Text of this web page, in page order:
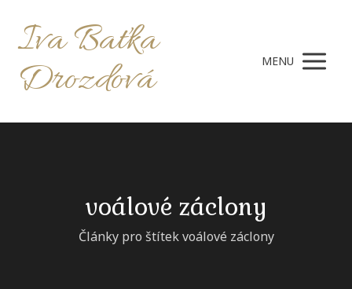
Iva Baťka
Drozdová MENU
voálové záclony
Články pro štítek voálové záclony